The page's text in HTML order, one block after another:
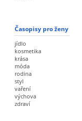
Časopisy pro ženy
jídlo
kosmetika
krása
móda
rodina
styl
vaření
výchova
zdraví